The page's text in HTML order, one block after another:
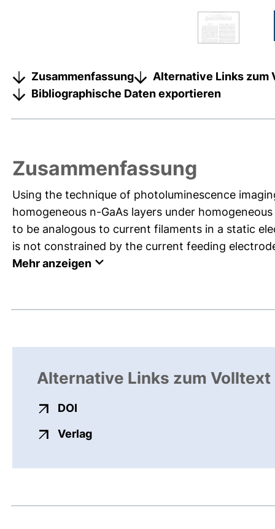
Zusammenfassung
Alternative Links zum
Bibliographische Daten exportieren
Zusammenfassung
Using the technique of photoluminescence
homogeneous n-GaAs layers under
to be analogous to current filaments in a static
is not constrained by the current feeding
Mehr anzeigen
Alternative Links zum Volltext
DOI
Verlagexterner Link, öffnet neues